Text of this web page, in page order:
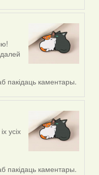
пакідаць каментары.
усіх
пакідаць каментары.